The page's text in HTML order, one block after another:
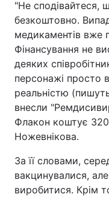
"Не сподівайтеся,
безкоштовно.
медикаментів вже
Фінансування не
деяких
персонажі просто
реальністю
внесли
Флакон коштує
Ножевнікова.
За її словами,
вакцинувалися,
виробитися. Крім